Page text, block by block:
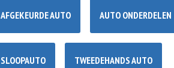
AFGEKEURDE AUTO AUTO ONDERDELEN
SLOOPAUTO TWEEDEHANDS AUTO